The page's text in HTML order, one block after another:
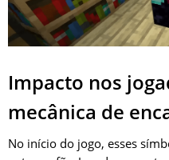
Impacto nos
mecânica de
No início do jogo, esses